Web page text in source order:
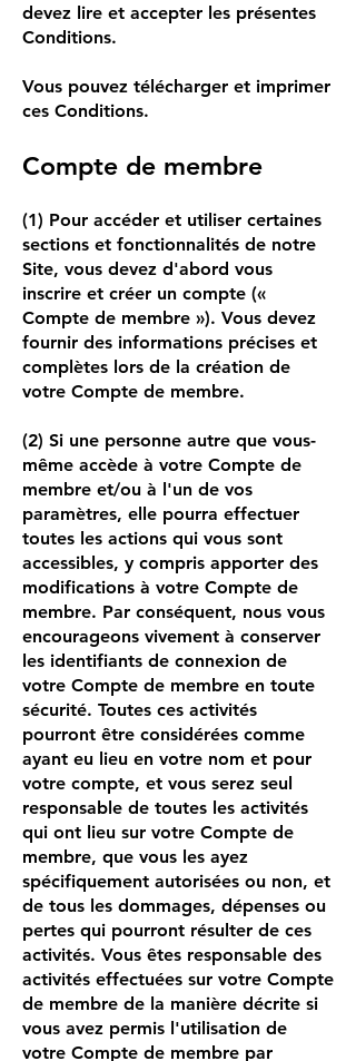
devez lire et accepter les présentes
Conditions.
Vous pouvez télécharger et imprimer
ces Conditions.
Compte de membre
(1) Pour accéder et utiliser certaines
sections et fonctionnalités de notre
Site, vous devez d'abord vous
inscrire et créer un compte («
Compte de membre »). Vous devez
fournir des informations précises et
complètes lors de la création de
votre Compte de membre.
(2) Si une personne autre que vous-
même accède à votre Compte de
membre et/ou à l'un de vos
paramètres, elle pourra effectuer
toutes les actions qui vous sont
accessibles, y compris apporter des
modifications à votre Compte de
membre. Par conséquent, nous vous
encourageons vivement à conserver
les identifiants de connexion de
votre Compte de membre en toute
sécurité. Toutes ces activités
pourront être considérées comme
ayant eu lieu en votre nom et pour
votre compte, et vous serez seul
responsable de toutes les activités
qui ont lieu sur votre Compte de
membre, que vous les ayez
spécifiquement autorisées ou non, et
de tous les dommages, dépenses ou
pertes qui pourront résulter de ces
activités. Vous êtes responsable des
activités effectuées sur votre Compte
de membre de la manière décrite si
vous avez permis l'utilisation de
votre Compte de membre par